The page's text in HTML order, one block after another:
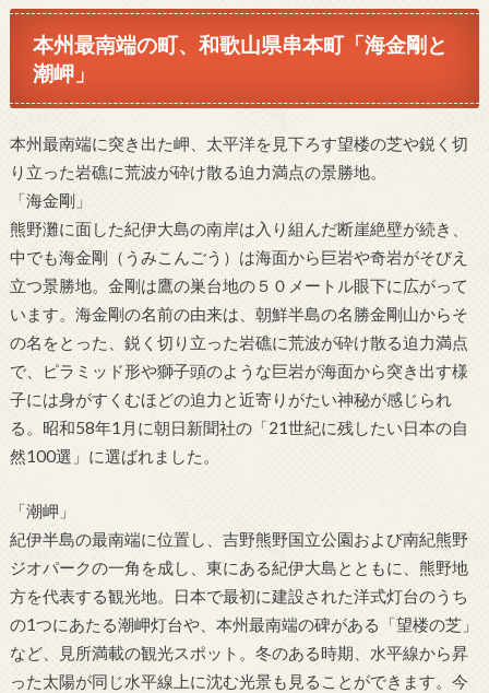
本州最南端の町、和歌山県串本町「海金剛と
潮岬」
本州最南端に突き出た岬、太平洋を見下ろす望楼の芝や鋭く切
り立った岩礁に荒波が砕け散る迫力満点の景勝地。
「海金剛」
熊野灘に面した紀伊大島の南岸は入り組んだ断崖絶壁が続き、
中でも海金剛（うみこんごう）は海面から巨岩や奇岩がそびえ
立つ景勝地。金剛は鷹の巣台地の５０メートル眼下に広がって
います。海金剛の名前の由来は、朝鮮半島の名勝金剛山からそ
の名をとった、鋭く切り立った岩礁に荒波が砕け散る迫力満点
で、ピラミッド形や獅子頭のような巨岩が海面から突き出す様
子には身がすくむほどの迫力と近寄りがたい神秘が感じられ
る。昭和58年1月に朝日新聞社の「21世紀に残したい日本の自
然100選」に選ばれました。
「潮岬」
紀伊半島の最南端に位置し、吉野熊野国立公園および南紀熊野
ジオパークの一角を成し、東にある紀伊大島とともに、熊野地
方を代表する観光地。日本で最初に建設された洋式灯台のうち
の1つにあたる潮岬灯台や、本州最南端の碑がある「望楼の芝」
など、見所満載の観光スポット。冬のある時期、水平線から昇
った太陽が同じ水平線上に沈む光景も見ることができます。今